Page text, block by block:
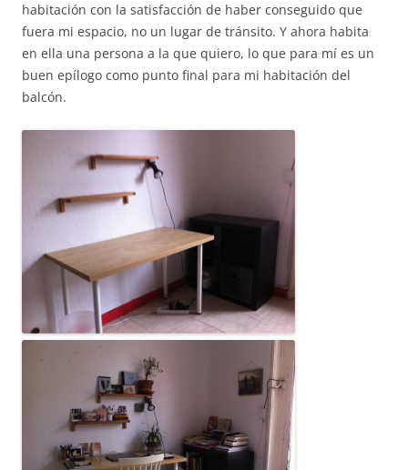
habitación con la satisfacción de haber conseguido que
fuera mi espacio, no un lugar de tránsito. Y ahora habita
en ella una persona a la que quiero, lo que para mí es un
buen epílogo como punto final para mi habitación del
balcón.